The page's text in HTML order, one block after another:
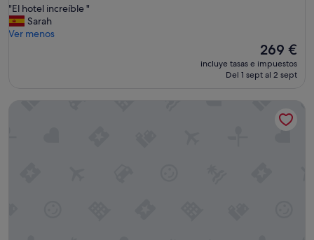
10,
Impresionante,
(862 comentarios)
"
E
l
"El hotel increíble "
Sarah
Ver menos
El
precio
actual
269 €
incluye tasas e impuestos
Del 1 sept al 2 sept